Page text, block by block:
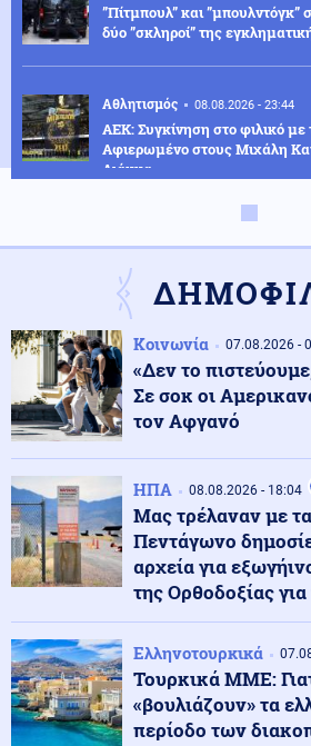
”Πίτμπουλ” και ”μπουλντόγκ”
δύο ”σκληροί” της
Αθλητισμός 08.08.2026 - 23:44
ΑΕΚ: Συγκίνηση στο φιλικό
Αφιερωμένο στους Μιχάλη
Λιάκκα
Κωνσταντοπούλου: Το
αποτελεί έγκλημα κατά της
της
Κόσμος 08.08.2026 - 23:25
Τους "την έσκασε" άθελά του
κόσμου στη Μαδέρα για το
παντρευόταν άλλο ζευγάρι
Κοινωνία
Συγκλονιστικό τροχαίο:
μηχανή αστυνομικών της ΔΙΑΣ
Ένοπλες Συρράξεις 08.08.2026 -
Καταγγελία για νυχτερινή
στρατευμάτων σε χωριό του
Ισραήλ
Ελληνοτουρκικά 08.08.2026 -
Κοινωνία 07.08.2026 -
«Δεν το
Σε σοκ οι
τον Αφγανό
ΗΠΑ 08.08.2026 - 18:04
Μας τρέλαναν με
Πεντάγωνο
αρχεία για
της Ορθοδοξίας
Ελληνοτουρκικά
Τουρκικά ΜΜΕ:
«βουλιάζουν» τα
περίοδο των